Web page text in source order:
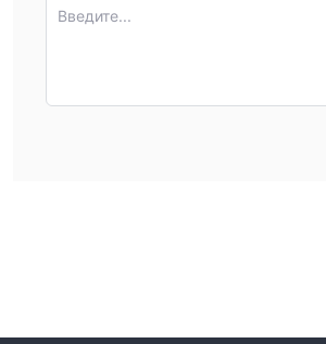
Введите...